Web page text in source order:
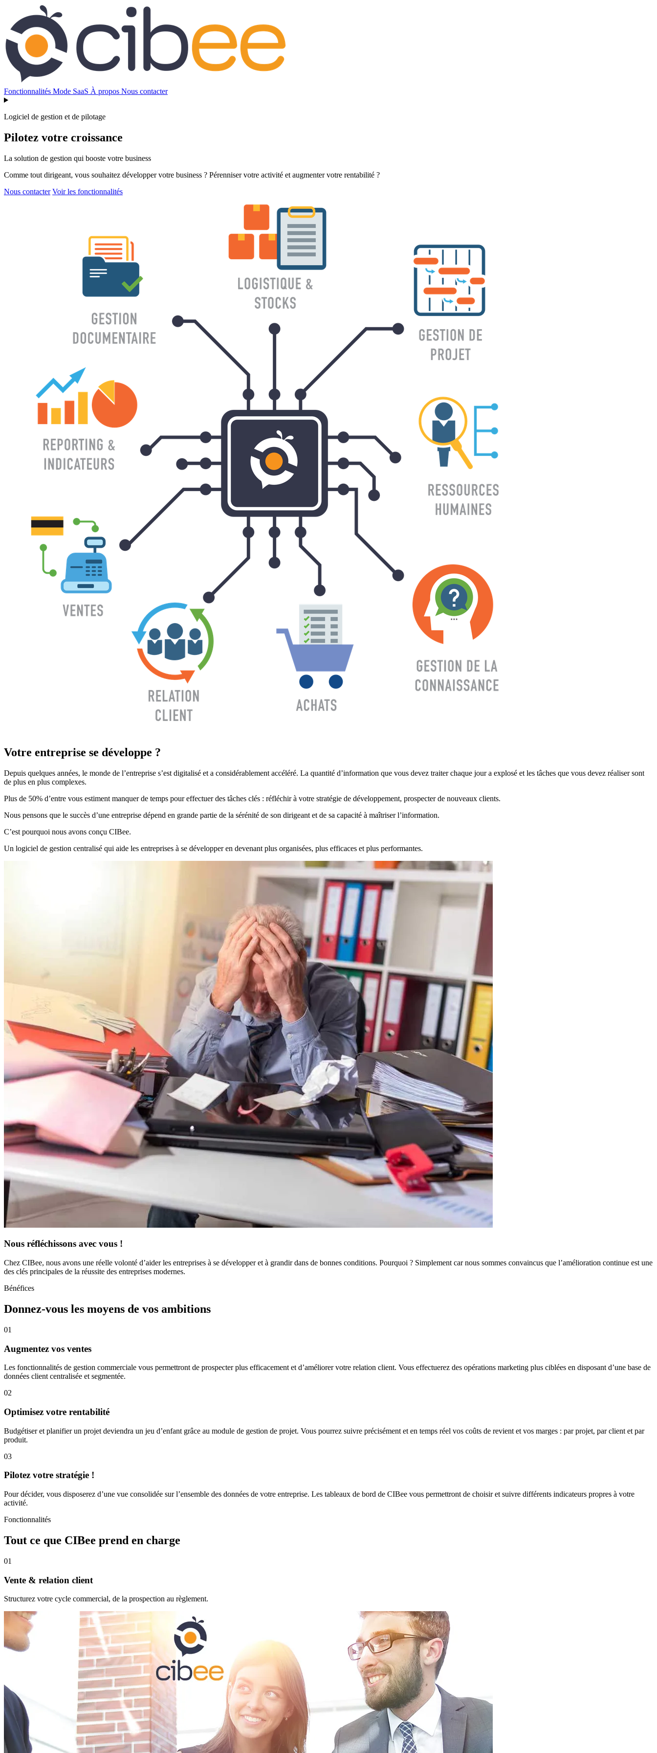
Fonctionnalités Mode SaaS À propos Nous contacter
Logiciel de gestion et de pilotage
Pilotez votre croissance
La solution de gestion qui booste votre business
Comme tout dirigeant, vous souhaitez développer votre business ? Pérenniser votre activité et augmenter votre rentabilité ?
Nous contacter Voir les fonctionnalités
Votre entreprise se développe ?
Depuis quelques années, le monde de l’entreprise s’est digitalisé et a considérablement accéléré. La quantité d’information que vous devez traiter chaque jour a explosé et les tâches que vous devez réaliser sont
de plus en plus complexes.
Plus de 50% d’entre vous estiment manquer de temps pour effectuer des tâches clés : réfléchir à votre stratégie de développement, prospecter de nouveaux clients.
Nous pensons que le succès d’une entreprise dépend en grande partie de la sérénité de son dirigeant et de sa capacité à maîtriser l’information.
C’est pourquoi nous avons conçu CIBee.
Un logiciel de gestion centralisé qui aide les entreprises à se développer en devenant plus organisées, plus efficaces et plus performantes.
Nous réfléchissons avec vous !
Chez CIBee, nous avons une réelle volonté d’aider les entreprises à se développer et à grandir dans de bonnes conditions. Pourquoi ? Simplement car nous sommes convaincus que l’amélioration continue est une
des clés principales de la réussite des entreprises modernes.
Bénéfices
Donnez-vous les moyens de vos ambitions
01
Augmentez vos ventes
Les fonctionnalités de gestion commerciale vous permettront de prospecter plus efficacement et d’améliorer votre relation client. Vous effectuerez des opérations marketing plus ciblées en disposant d’une base de
données client centralisée et segmentée.
02
Optimisez votre rentabilité
Budgétiser et planifier un projet deviendra un jeu d’enfant grâce au module de gestion de projet. Vous pourrez suivre précisément et en temps réel vos coûts de revient et vos marges : par projet, par client et par
produit.
03
Pilotez votre stratégie !
Pour décider, vous disposerez d’une vue consolidée sur l’ensemble des données de votre entreprise. Les tableaux de bord de CIBee vous permettront de choisir et suivre différents indicateurs propres à votre
activité.
Fonctionnalités
Tout ce que CIBee prend en charge
01
Vente & relation client
Structurez votre cycle commercial, de la prospection au règlement.